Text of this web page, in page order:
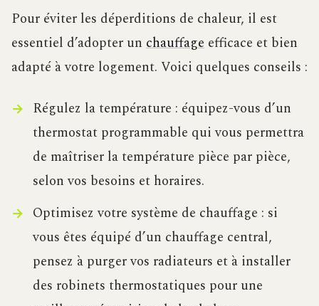
Pour éviter les déperditions de chaleur, il est
essentiel d’adopter un chauffage efficace et bien
adapté à votre logement. Voici quelques conseils :
Régulez la température : équipez-vous d’un
thermostat programmable qui vous permettra
de maîtriser la température pièce par pièce,
selon vos besoins et horaires.
Optimisez votre système de chauffage : si
vous êtes équipé d’un chauffage central,
pensez à purger vos radiateurs et à installer
des robinets thermostatiques pour une